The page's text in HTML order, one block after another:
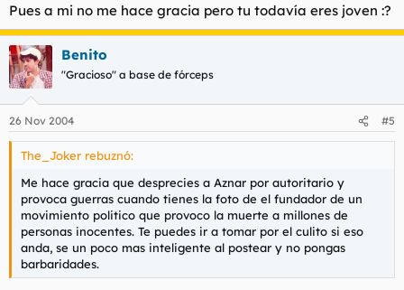
Pues a mi no me hace gracia pero tu todavía eres joven :?
Benito
"Gracioso" a base de fórceps
26 Nov 2004 #5
The_Joker rebuznó:
Me hace gracia que desprecies a Aznar por autoritario y
provoca guerras cuando tienes la foto de el fundador de un
movimiento politico que provoco la muerte a millones de
personas inocentes. Te puedes ir a tomar por el culito si eso
anda, se un poco mas inteligente al postear y no pongas
barbaridades.